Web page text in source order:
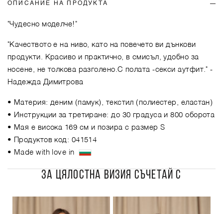
ОПИСАНИЕ НА ПРОДУКТА
"Чудесно моделче!"
"Качеството е на ниво, като на повечето ви дънкови
продукти. Красиво и практично, в смисъл, удобно за
носене, не толкова разголено.С полата -секси аутфит." -
Надежда Димитрова
• Материя: деним (памук), текстил (полиестер, еластан)
• Инструкции за третиране: до 30 градуса и 800 оборота
• Мая е висока 169 см и позира с размер S
• Продуктов код: 041514
• Made with love in
ЗА ЦЯЛОСТНА ВИЗИЯ СЪЧЕТАЙ С